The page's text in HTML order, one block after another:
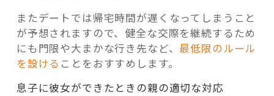
またデートでは帰宅時間が遅くなってしまうこと
が予想されますので、健全な交際を継続するため
にも門限や大まかな行き先など、 最低限のルール
を設ける ことをおすすめします。
息子に彼女ができたときの親の適切な対応